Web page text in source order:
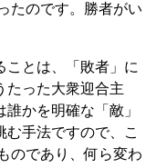
たのです。勝者がい
ことは、「敗者」に
たった大衆迎合主
かを明確な「敵」
手法ですので、こ
のであり、何ら変わ